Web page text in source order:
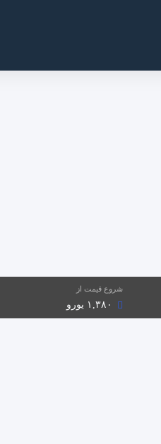
شروع قیمت از
۱,۳۸۰ یورو